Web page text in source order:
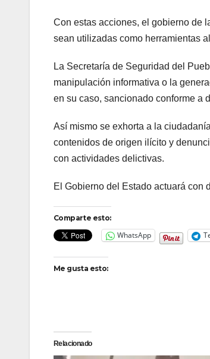
Con estas acciones, el gobierno de
sean utilizadas como herramientas
La Secretaría de Seguridad del
manipulación informativa o la
en su caso, sancionado conforme a
Así mismo se exhorta a la
contenidos de origen ilícito y
con actividades delictivas.
El Gobierno del Estado actuará con
Comparte esto:
WhatsApp
Me gusta esto:
Relacionado